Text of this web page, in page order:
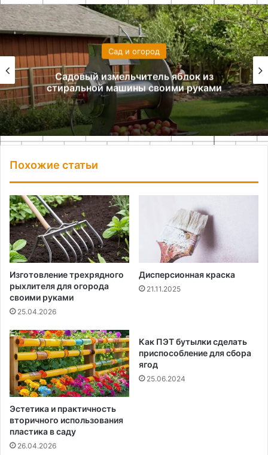
Сад и огород
Преимущества пружинного механизма
для заготовки дров
Похожие статьи
Изготовление трехрядного
рыхлителя для огорода
своими руками
25.04.2026
Дисперсионная краска
21.11.2025
Эстетика и практичность
вторичного использования
пластика в саду
26.04.2026
Как ПЭТ бутылки сделать
приспособление для сбора
ягод
25.06.2024